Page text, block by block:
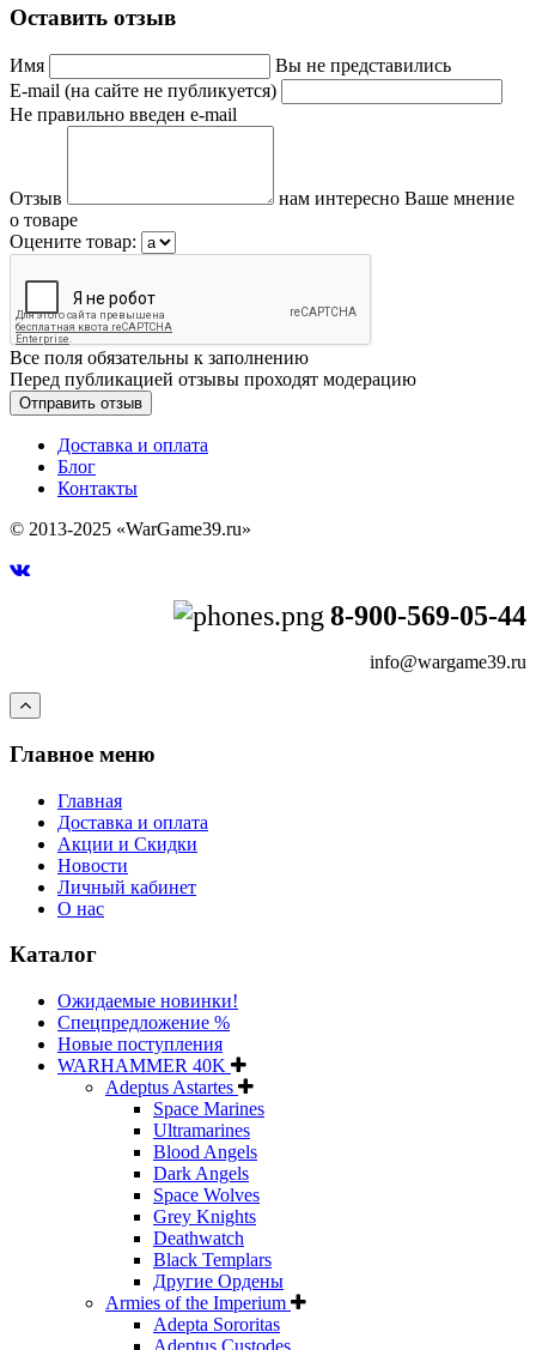
Оставить отзыв
Имя
Вы не представились
E-mail (на сайте не публикуется)
Не правильно введен e-mail
Отзыв
нам интересно Ваше мнение
о товаре
Оцените товар:
Все поля обязательны к заполнению
Перед публикацией отзывы проходят модерацию
Доставка и оплата
Блог
Контакты
© 2013-2025 «WarGame39.ru»
8-900-569-05-44
info@wargame39.ru
Главное меню
Главная
Доставка и оплата
Акции и Скидки
Новости
Личный кабинет
О нас
Каталог
Ожидаемые новинки!
Спецпредложение %
Новые поступления
WARHAMMER 40K
Adeptus Astartes
Space Marines
Ultramarines
Blood Angels
Dark Angels
Space Wolves
Grey Knights
Deathwatch
Black Templars
Другие Ордены
Armies of the Imperium
Adepta Sororitas
Adeptus Custodes